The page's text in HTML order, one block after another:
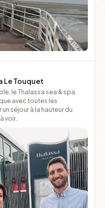
Le Touquet
le Thalassa sea & spa
avec toutes les
séjour à la hauteur du
voir.